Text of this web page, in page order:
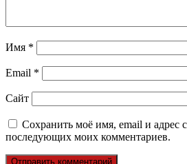
Имя *
Email *
Сайт
Сохранить моё имя, email и адрес
последующих моих комментариев.